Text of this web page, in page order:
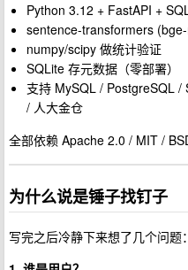
Python 3.12 + FastAPI +
sentence-transformers
numpy/scipy 做统计验证
SQLite 存元数据（零部署）
支持 MySQL / PostgreSQL
/ 人大金仓
全部依赖 Apache 2.0 / MIT /
为什么说是锤子找钉子
写完之后冷静下来想了几个问题：